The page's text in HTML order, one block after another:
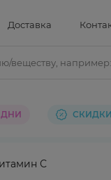
Доставка
веществу, например:
ДНИ СКИДКИ
С